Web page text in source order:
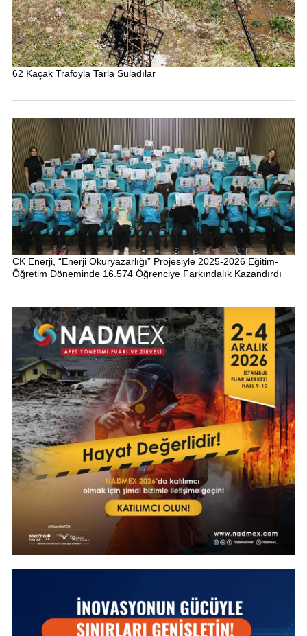
62 Kaçak Trafoyla Tarla Suladılar
CK Enerji, “Enerji Okuryazarlığı” Projesiyle 2025-2026 Eğitim-
Öğretim Döneminde 16.574 Öğrenciye Farkındalık Kazandırdı